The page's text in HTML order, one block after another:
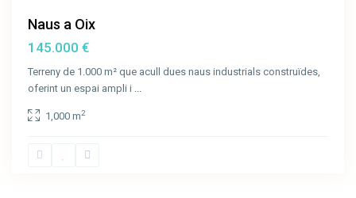
Naus a Oix
145.000 €
Terreny de 1.000 m² que acull dues naus industrials construïdes,
oferint un espai ampli i ...
1,000 m2